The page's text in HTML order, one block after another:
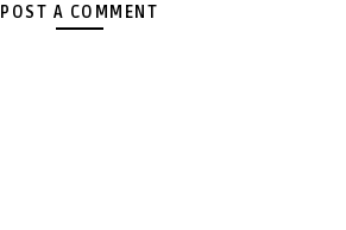
POST A COMMENT